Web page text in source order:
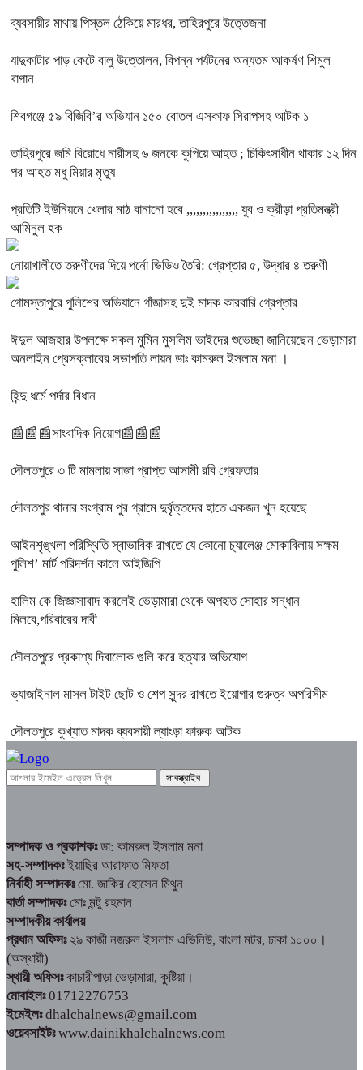
ব্যবসায়ীর মাথায় পিস্তল ঠেকিয়ে মারধর, তাহিরপুরে উত্তেজনা
যাদুকাটার পাড় কেটে বালু উত্তোলন, বিপন্ন পর্যটনের অন্যতম আকর্ষণ শিমুল
বাগান
শিবগঞ্জে ৫৯ বিজিবি’র অভিযান ১৫০ বোতল এসকাফ সিরাপসহ আটক ১
তাহিরপুরে জমি বিরোধে নারীসহ ৬ জনকে কুপিয়ে আহত ; চিকিৎসাধীন থাকার ১২ দিন
পর আহত মধু মিয়ার মৃত্যু
প্রতিটি ইউনিয়নে খেলার মাঠ বানানো হবে ,,,,,,,,,,,,,,,, যুব ও ক্রীড়া প্রতিমন্ত্রী
আমিনুল হক
নোয়াখালীতে তরুণীদের দিয়ে পর্নো ভিডিও তৈরি: গ্রেপ্তার ৫, উদ্ধার ৪ তরুণী
গোমস্তাপুরে পুলিশের অভিযানে গাঁজাসহ দুই মাদক কারবারি গ্রেপ্তার
ঈদুল আজহার উপলক্ষে সকল মুমিন মুসলিম ভাইদের শুভেচ্ছা জানিয়েছেন ভেড়ামারা
অনলাইন প্রেসক্লাবের সভাপতি লায়ন ডাঃ কামরুল ইসলাম মনা ।
হিন্দু ধর্মে পর্দার বিধান
📰📰📰সাংবাদিক নিয়োগ📰📰📰
দৌলতপুরে ৩ টি মামলায় সাজা প্রাপ্ত আসামী রবি গ্রেফতার
দৌলতপুর থানার সংগ্রাম পুর গ্রামে দুর্বৃত্তদের হাতে একজন খুন হয়েছে
আইনশৃঙ্খলা পরিস্থিতি স্বাভাবিক রাখতে যে কোনো চ্যালেঞ্জ মোকাবিলায় সক্ষম
পুলিশ’ মার্ট পরিদর্শন কালে আইজিপি
হালিম কে জিজ্ঞাসাবাদ করলেই ভেড়ামারা থেকে অপহৃত সোহার সন্ধান
মিলবে,পরিবারের দাবী
দৌলতপুরে প্রকাশ্য দিবালোক গুলি করে হত্যার অভিযোগ
ভ্যাজাইনাল মাসল টাইট ছোট ও শেপ সুন্দর রাখতে ইয়োগার গুরুত্ব অপরিসীম
দৌলতপুরে কুখ্যাত মাদক ব্যবসায়ী ল্যাংড়া ফারুক আটক
সম্পাদক ও প্রকাশকঃডা: কামরুল ইসলাম মনা
সহ-সম্পাদকঃইয়াছির আরাফাত মিফতা
নির্বাহী সম্পাদকঃমো. জাকির হোসেন মিথুন
বার্তা সম্পাদকঃমোঃ মন্টু রহমান
সম্পাদকীয় কার্যালয়
প্রধান অফিসঃ২৯ কাজী নজরুল ইসলাম এভিনিউ, বাংলা মটর, ঢাকা ১০০০।
(অস্থায়ী)
স্থায়ী অফিসঃকাচারীপাড়া ভেড়ামারা, কুষ্টিয়া।
মোবাইলঃ01712276753
ইমেইলঃdhalchalnews@gmail.com
ওয়েবসাইটঃwww.dainikhalchalnews.com